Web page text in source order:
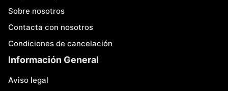
Sobre nosotros
Contacta con nosotros
Condiciones de cancelación
Información General
Aviso legal